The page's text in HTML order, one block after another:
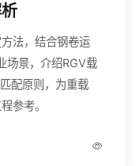
法，结合钢卷运
场景，介绍RGV载
配原则，为重载
参考。